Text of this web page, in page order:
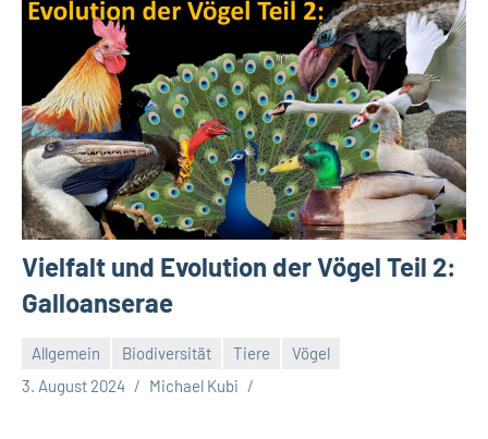
Vielfalt und Evolution der Vögel Teil 2:
Galloanserae
Allgemein Biodiversität Tiere
Vögel
3. August 2024
Michael Kubi